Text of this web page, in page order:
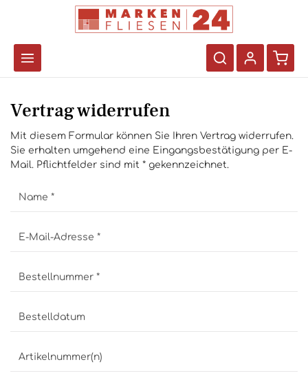
Vertrag widerrufen
Mit diesem Formular können Sie Ihren Vertrag widerrufen.
Sie erhalten umgehend eine Eingangsbestätigung per E-
Mail. Pflichtfelder sind mit * gekennzeichnet.
Name *
E-Mail-Adresse *
Bestellnummer *
Bestelldatum
Artikelnummer(n)